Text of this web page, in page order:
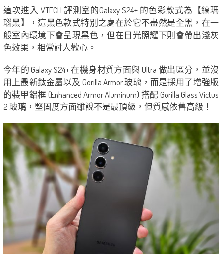
這次進入 VTECH 評測室的Galaxy S24+ 的色彩款式為【縞瑪
瑙黑】，這黑色款式特別之處在於它不盡然是全黑，在一
般室內環境下會呈現黑色，但在日光照耀下則會帶出淺灰
色效果，相當討人歡心。
今年的 Galaxy S24+ 在機身材質方面與 Ultra 做出區分，並沒
用上最新鈦金屬以及 Gorilla Armor 玻璃，而是採用了增強版
的裝甲鋁框 (Enhanced Armor Aluminum) 搭配 Gorilla Glass Victus
2 玻璃，堅固度方面雖說不是最頂級，但質感依舊高級！